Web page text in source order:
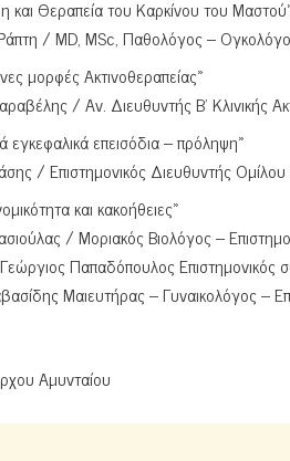
Θεραπεία του Καρκίνου του
/ MD, MSc, Παθολόγος –
μορφές Ακτινοθεραπείας»
/ Αν. Διευθυντής Β’ Κλινικής
εγκεφαλικά επεισόδια – πρόληψη»
/ Επιστημονικός Διευθυντής
και κακοήθειες»
/ Μοριακός Βιολόγος –
Παπαδόπουλος Επιστημονικός
Μαιευτήρας – Γυναικολόγος –
Αμυνταίου